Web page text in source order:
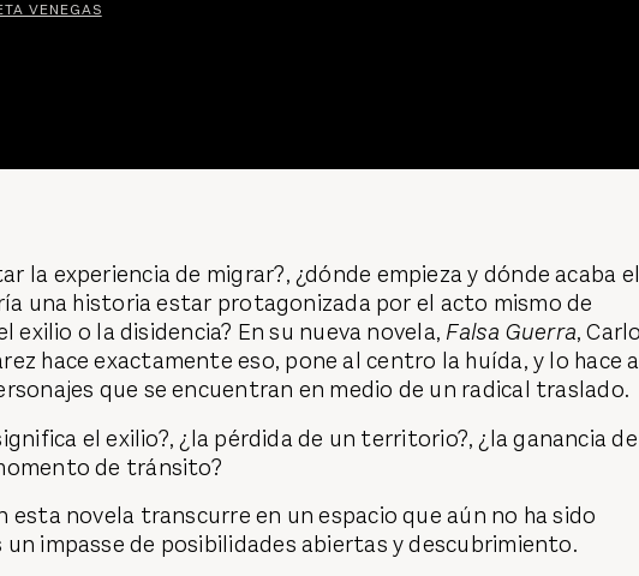
VENEGAS
la experiencia de migrar?, ¿dónde empieza y dónde acaba el
una historia estar protagonizada por el acto mismo de
exilio o la disidencia? En su nueva novela, Falsa Guerra,
hace exactamente eso, pone al centro la huída, y lo hace a
que se encuentran en medio de un radical traslado.
el exilio?, ¿la pérdida de un territorio?, ¿la ganancia de
de tránsito?
esta novela transcurre en un espacio que aún no ha sido
un impasse de posibilidades abiertas y descubrimiento.